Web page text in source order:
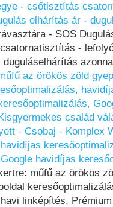
- csőtisztítás
elhárítás ár -
- SOS
-
duguláselhárítás
az örökös zöld
család
- Csobaj - Komplex
havidíjas
műfű az örökös
linképítés,